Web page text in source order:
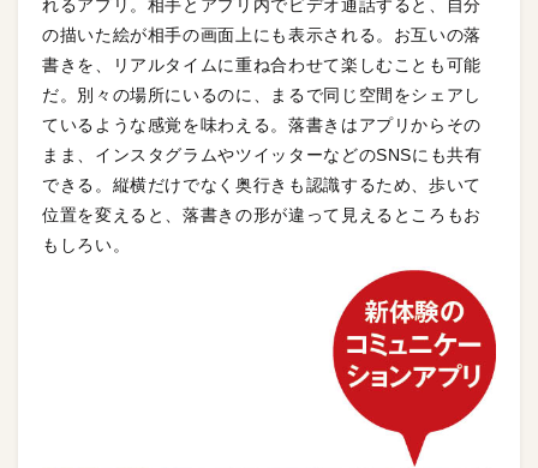
れるアプリ。相手とアプリ内でビデオ通話すると、自分
の描いた絵が相手の画面上にも表示される。お互いの落
書きを、リアルタイムに重ね合わせて楽しむことも可能
だ。別々の場所にいるのに、まるで同じ空間をシェアし
ているような感覚を味わえる。落書きはアプリからその
まま、インスタグラムやツイッターなどのSNSにも共有
できる。縦横だけでなく奥行きも認識するため、歩いて
位置を変えると、落書きの形が違って見えるところもお
もしろい。